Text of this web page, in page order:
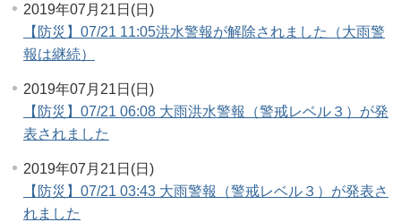
2019年07月21日(日)
【防災】07/21 11:05洪水警報が解除されました（大雨警
報は継続）
2019年07月21日(日)
【防災】07/21 06:08 大雨洪水警報（警戒レベル３）が発
表されました
2019年07月21日(日)
【防災】07/21 03:43 大雨警報（警戒レベル３）が発表さ
れました